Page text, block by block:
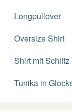
Longpullover
Oversize Shirt
Shirt mit
Tunika in